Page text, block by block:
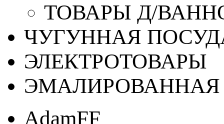
ТОВАРЫ Д/
ЧУГУННАЯ
ЭЛЕКТРОТОВАРЫ
ЭМАЛИРОВАННАЯ
AdamFF